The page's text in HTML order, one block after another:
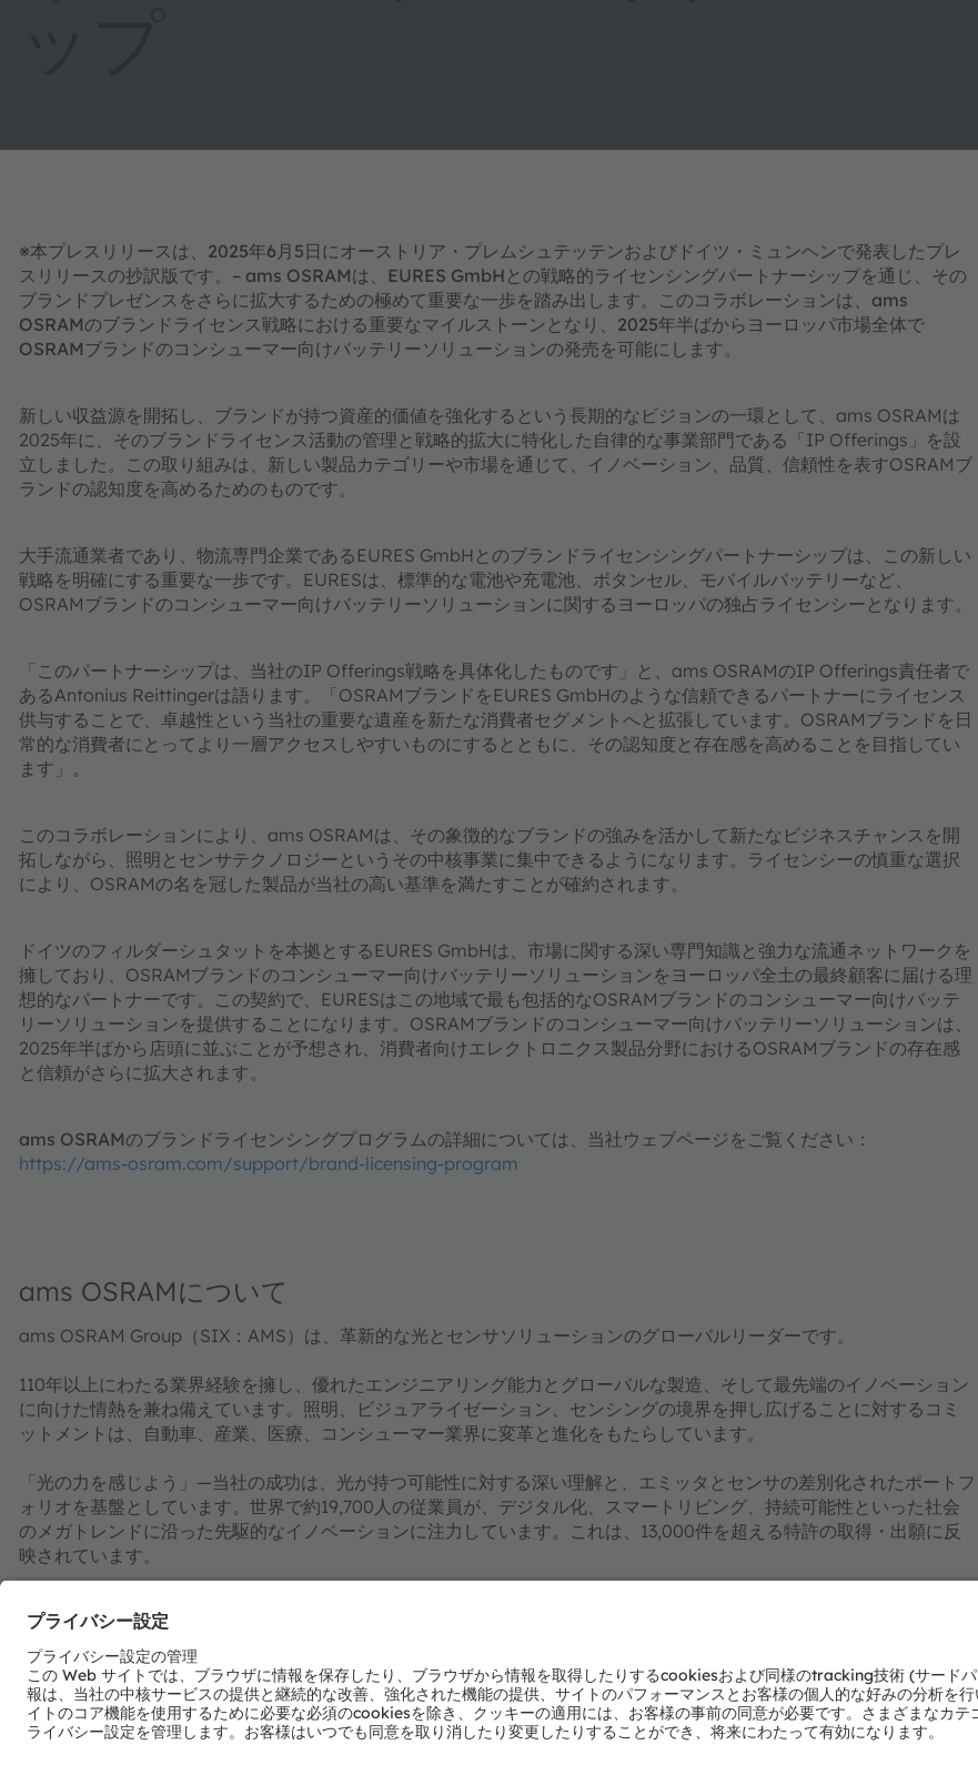
※本プレスリリースは、2025年6月5日にオーストリア・プレムシュテッテンおよびドイツ・ミュンヘンで発表したプレ
スリリースの抄訳版です。– ams OSRAMは、EURES GmbHとの戦略的ライセンシングパートナーシップを通じ、その
ブランドプレゼンスをさらに拡大するための極めて重要な一歩を踏み出します。このコラボレーションは、ams
OSRAMのブランドライセンス戦略における重要なマイルストーンとなり、2025年半ばからヨーロッパ市場全体で
OSRAMブランドのコンシューマー向けバッテリーソリューションの発売を可能にします。
新しい収益源を開拓し、ブランドが持つ資産的価値を強化するという長期的なビジョンの一環として、ams OSRAMは
2025年に、そのブランドライセンス活動の管理と戦略的拡大に特化した自律的な事業部門である「IP Offerings」を設
立しました。この取り組みは、新しい製品カテゴリーや市場を通じて、イノベーション、品質、信頼性を表すOSRAMブ
ランドの認知度を高めるためのものです。
大手流通業者であり、物流専門企業であるEURES GmbHとのブランドライセンシングパートナーシップは、この新しい
戦略を明確にする重要な一歩です。EURESは、標準的な電池や充電池、ボタンセル、モバイルバッテリーなど、
OSRAMブランドのコンシューマー向けバッテリーソリューションに関するヨーロッパの独占ライセンシーとなります。
「このパートナーシップは、当社のIP Offerings戦略を具体化したものです」と、ams OSRAMのIP Offerings責任者で
あるAntonius Reittingerは語ります。「OSRAMブランドをEURES GmbHのような信頼できるパートナーにライセンス
供与することで、卓越性という当社の重要な遺産を新たな消費者セグメントへと拡張しています。OSRAMブランドを日
常的な消費者にとってより一層アクセスしやすいものにするとともに、その認知度と存在感を高めることを目指してい
ます」。
このコラボレーションにより、ams OSRAMは、その象徴的なブランドの強みを活かして新たなビジネスチャンスを開
拓しながら、照明とセンサテクノロジーというその中核事業に集中できるようになります。ライセンシーの慎重な選択
により、OSRAMの名を冠した製品が当社の高い基準を満たすことが確約されます。
ドイツのフィルダーシュタットを本拠とするEURES GmbHは、市場に関する深い専門知識と強力な流通ネットワークを
擁しており、OSRAMブランドのコンシューマー向けバッテリーソリューションをヨーロッパ全土の最終顧客に届ける理
想的なパートナーです。この契約で、EURESはこの地域で最も包括的なOSRAMブランドのコンシューマー向けバッテ
リーソリューションを提供することになります。OSRAMブランドのコンシューマー向けバッテリーソリューションは、
2025年半ばから店頭に並ぶことが予想され、消費者向けエレクトロニクス製品分野におけるOSRAMブランドの存在感
と信頼がさらに拡大されます。
ams OSRAMのブランドライセンシングプログラムの詳細については、当社ウェブページをご覧ください：
https://ams-osram.com/support/brand-licensing-program
ams OSRAMについて
ams OSRAM Group（SIX：AMS）は、革新的な光とセンサソリューションのグローバルリーダーです。
110年以上にわたる業界経験を擁し、優れたエンジニアリング能力とグローバルな製造、そして最先端のイノベーション
に向けた情熱を兼ね備えています。照明、ビジュアライゼーション、センシングの境界を押し広げることに対するコミ
ットメントは、自動車、産業、医療、コンシューマー業界に変革と進化をもたらしています。
「光の力を感じよう」―当社の成功は、光が持つ可能性に対する深い理解と、エミッタとセンサの差別化されたポートフ
ォリオを基盤としています。世界で約19,700人の従業員が、デジタル化、スマートリビング、持続可能性といった社会
のメガトレンドに沿った先駆的なイノベーションに注力しています。これは、13,000件を超える特許の取得・出願に反
映されています。
グループは2024年に34億ユーロの収益を達成しており、ams-OSRAM AGは、スイス証券取引所に上場しています
（ISIN：AT0000A3EPA4）。
詳細情報はこちらをご覧ください：https://ams-osram.com/ja